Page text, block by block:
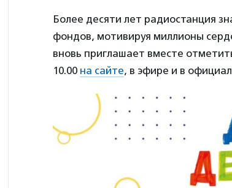
Более десяти лет радиостанция
фондов, мотивируя миллионы
вновь приглашает вместе
10.00 на сайте, в эфире и в